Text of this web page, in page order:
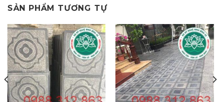
SẢN PHẨM TƯƠNG TỰ